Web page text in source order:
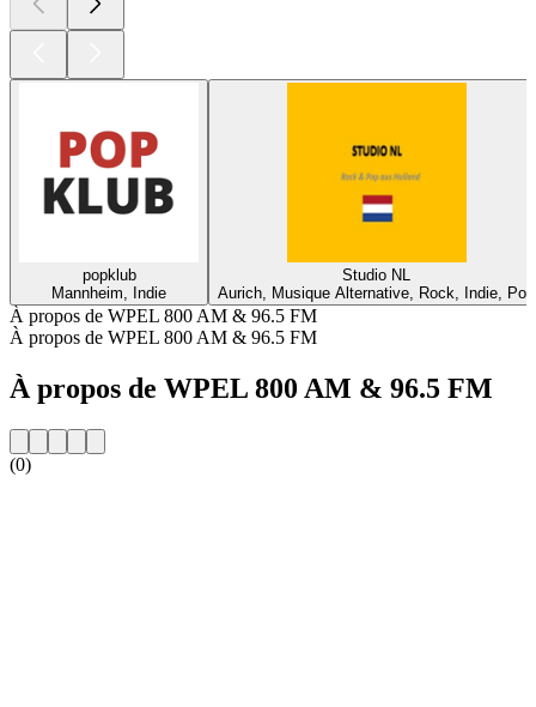
popklub
Mannheim, Indie
Studio NL
Aurich, Musique Alternative, Rock, Indie, Pop
À propos de WPEL 800 AM & 96.5 FM
À propos de WPEL 800 AM & 96.5 FM
À propos de WPEL 800 AM & 96.5 FM
(0)